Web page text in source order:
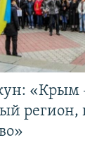
«Крым
регион,